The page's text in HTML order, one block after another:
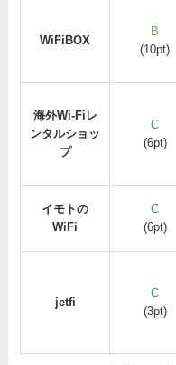
WiFiBOX
B
(10pt)
海外Wi-Fiレ
ンタルショッ
プ
C
(6pt)
イモトの
WiFi
C
(6pt)
jetfi
C
(3pt)